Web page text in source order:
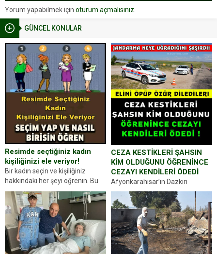
GÜNCEL KONULAR
Resimde seçtiğiniz kadın
kişiliğinizi ele veriyor!
Bir kadın seçin ve kişiliğiniz
hakkındaki her şeyi öğrenin. Bu
kez karşınıza oldukça farklı bir
kişilik testiyle çıkıyoruz. Resimde
gördüğünüz kadın figürlerinden
dikkatinizi en...
CEZA KESTİKLERİ ŞAHSIN
KİM OLDUĞUNU ÖĞRENİNCE
CEZAYI KENDİLERİ ÖDEDİ
Afyonkarahisar’ın Dazkırı
ilçesinde trafik uygulaması
yapan jandarma ekipleri
durdurdukları bir otomobilin
sürücüsünden ehliyet ve ruhsat
sorup belgelerini istedi. Sürücü
Abdurrahman Ö.nün verdiği
evraklarda eksik olduğunu...
Yorum yapabilmek için oturum açmalısınız